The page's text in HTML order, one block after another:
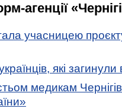
агенції
учасницею
які загинули
медикам